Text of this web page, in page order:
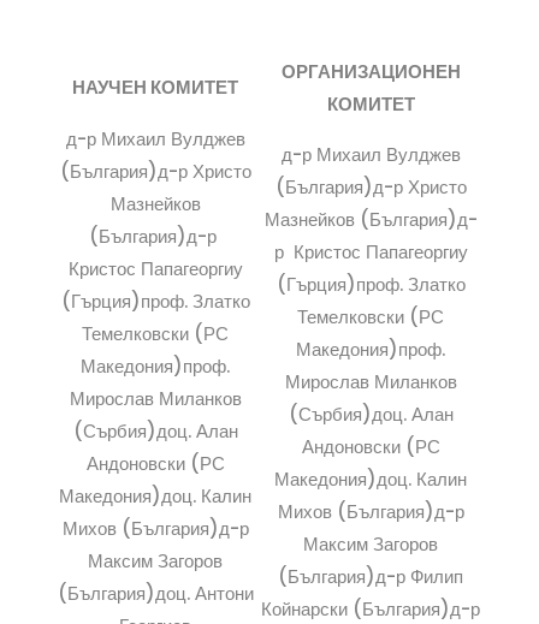
НАУЧЕН КОМИТЕТ
ОРГАНИЗАЦИОНЕН
КОМИТЕТ
д-р Михаил Вулджев
(България)д-р Христо
Мазнейков
(България)д-р
Кристос Папагеоргиу
(Гърция)проф. Златко
Темелковски (РС
Македония)проф.
Мирослав Миланков
(Сърбия)доц. Алан
Андоновски (РС
Македония)доц. Калин
Михов (България)д-р
Максим Загоров
(България)доц. Антони
д-р Михаил Вулджев
(България)д-р Христо
Мазнейков (България)д-
р Кристос Папагеоргиу
(Гърция)проф. Златко
Темелковски (РС
Македония)проф.
Мирослав Миланков
(Сърбия)доц. Алан
Андоновски (РС
Македония)доц. Калин
Михов (България)д-р
Максим Загоров
(България)д-р Филип
Койнарски (България)д-р